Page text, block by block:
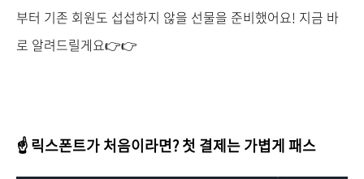
부터 기존 회원도 섭섭하지 않을 선물을 준비했어요! 지금 바
로 알려드릴게요👉👉
☝ 릭스폰트가 처음이라면? 첫 결제는 가볍게 패스